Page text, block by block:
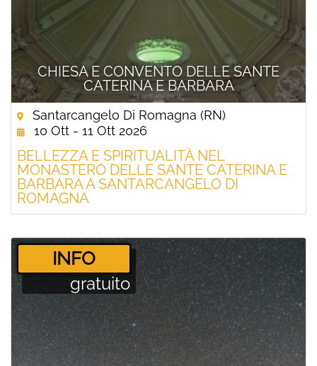
CHIESA E CONVENTO DELLE SANTE
CATERINA E BARBARA
Santarcangelo Di Romagna (RN)
10 Ott - 11 Ott 2026
BELLEZZA E SPIRITUALITÀ NEL
MONASTERO DELLE SANTE CATERINA E
BARBARA A SANTARCANGELO DI
ROMAGNA
­INFO
gratuito